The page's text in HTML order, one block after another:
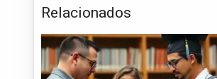
Relacionados